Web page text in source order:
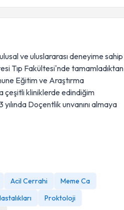
ve uluslararası deneyime sahip
Tıp Fakültesi'nde tamamladıktan
Eğitim ve Araştırma
çeşitli kliniklerde edindiğim
Doçentlik unvanını almaya
Acil Cerrahi
Meme Ca
Proktoloji